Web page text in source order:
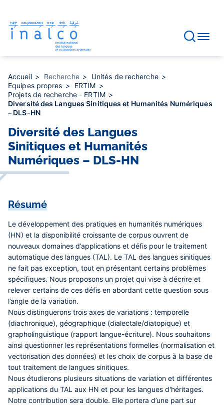
contenu
principal
Accueil Recherche
Unités de recherche
Equipes propres
ERTIM
Projets de recherche - ERTIM
Diversité des Langues Sinitiques et Humanités Numériques
– DLS-HN
Diversité des Langues
Sinitiques et Humanités
Numériques – DLS-HN
Résumé
Le développement des pratiques en humanités numériques
(HN) et la disponibilité croissante de corpus ouvrent de
nouveaux domaines d’applications et défis pour le traitement
automatique des langues (TAL). Le TAL des langues sinitiques
ne fait pas exception, tout en présentant certains problèmes
spécifiques. Nous proposons un projet qui vise à décrire et
relever certains de ces défis en abordant cette question sous
l’angle de la variation.
Nous distinguerons trois axes de variations : temporelle
(diachronique), géographique (dialectale/diatopique) et
grapholinguistique (rapport langue-écriture). Nous souhaitons
ainsi questionner les représentations formelles (normalisation et
vectorisation des données) et les choix de corpus à la base de
tout traitement de langues sinitiques.
Nous étudierons plusieurs situations de variation et différentes
applications du TAL aux HN et pour les langues d'héritages.
Notre contribution sera double. Elle portera d’une part sur